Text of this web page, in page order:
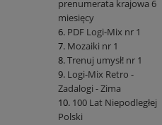
prenumerata krajowa 6
miesięcy
PDF Logi-Mix nr 1
Mozaiki nr 1
Trenuj umysł! nr 1
Logi-Mix Retro -
Zadalogi - Zima
100 Lat Niepodległej
Polski